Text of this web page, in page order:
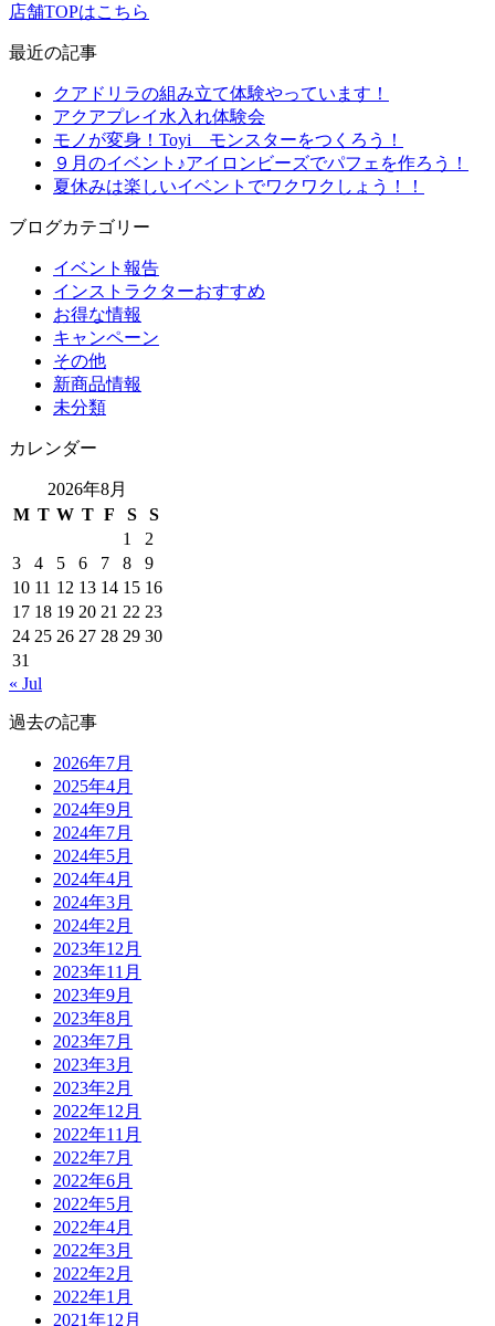
店舗TOPはこちら
最近の記事
クアドリラの組み立て体験やっています！
アクアプレイ水入れ体験会
モノが変身！Toyi モンスターをつくろう！
９月のイベント♪アイロンビーズでパフェを作ろう！
夏休みは楽しいイベントでワクワクしょう！！
ブログカテゴリー
イベント報告
インストラクターおすすめ
お得な情報
キャンペーン
その他
新商品情報
未分類
カレンダー
2026年8月
M T W T F S
S
1
2
3
4 5 6 7 8
9
10 11 12 13 14 15 16
17 18 19 20 21 22 23
24 25 26 27 28 29 30
31
« Jul
過去の記事
2026年7月
2025年4月
2024年9月
2024年7月
2024年5月
2024年4月
2024年3月
2024年2月
2023年12月
2023年11月
2023年9月
2023年8月
2023年7月
2023年3月
2023年2月
2022年12月
2022年11月
2022年7月
2022年6月
2022年5月
2022年4月
2022年3月
2022年2月
2022年1月
2021年12月